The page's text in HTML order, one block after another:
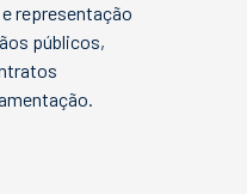
representação
públicos,